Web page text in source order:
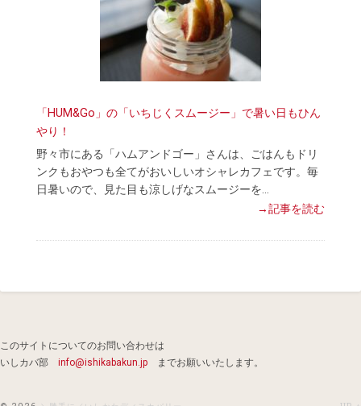
「HUM&Go」の「いちじくスムージー」で暑い日もひん
やり！
野々市にある「ハムアンドゴー」さんは、ごはんもドリ
ンクもおやつも全てがおいしいオシャレカフェです。毎
日暑いので、見た目も涼しげなスムージーを…
→記事を読む
このサイトについてのお問い合わせは
いしカバ部 info@ishikabakun.jp までお願いいたします。